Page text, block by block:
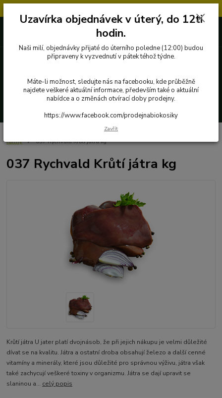
727 862 655, 737 283 505
Ryby, maso a masné výrobky
farmy
037 Rychvald Krůtí játra kg
037 Rychvald Krůtí játra kg
Krůtí játra U jater platí dvojnásob, že při jejich nákupu je velmi důležité
dívat se na kvalitu. Játra a ostatní droba obsahují železo a další cenné
vitamíny a minerály, které jsou důležité pro správnou výživu, játra však
také zachycují veškeré toxiny v organizmu. Játra se dají upravit se
slaninou a... celý popis
Uzavírka objednávek v úterý, do 12ti
hodin.
Naši milí, objednávky přijaté do úterního poledne (12:00) budou
připraveny k vyzvednutí v pátek téhož týdne.
Máte-li možnost, sledujte nás na facebooku, kde průběžně
najdete veškeré aktuální informace, především také o aktuální
nabídce a o změnách otvírací doby prodejny.
https://www.facebook.com/prodejnabiokosiky
Zavřít